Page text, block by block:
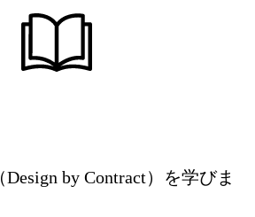
by Contract）を学びま